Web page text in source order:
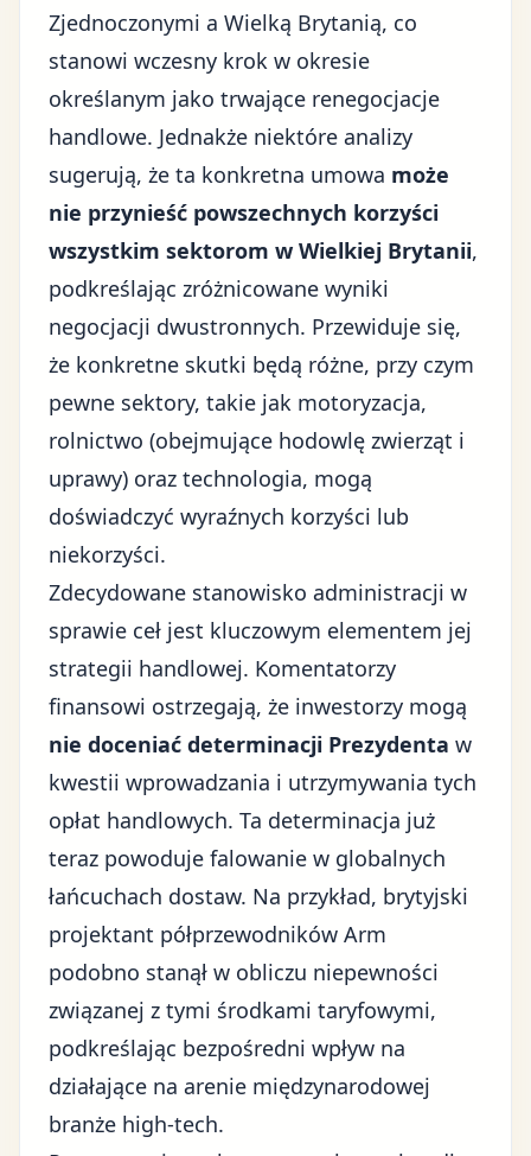
Zjednoczonymi a Wielką Brytanią, co
stanowi wczesny krok w okresie
określanym jako trwające renegocjacje
handlowe. Jednakże niektóre analizy
sugerują, że ta konkretna umowa może
nie przynieść powszechnych korzyści
wszystkim sektorom w Wielkiej Brytanii,
podkreślając zróżnicowane wyniki
negocjacji dwustronnych. Przewiduje się,
że konkretne skutki będą różne, przy czym
pewne sektory, takie jak motoryzacja,
rolnictwo (obejmujące hodowlę zwierząt i
uprawy) oraz technologia, mogą
doświadczyć wyraźnych korzyści lub
niekorzyści.
Zdecydowane stanowisko administracji w
sprawie ceł jest kluczowym elementem jej
strategii handlowej. Komentatorzy
finansowi ostrzegają, że inwestorzy mogą
nie doceniać determinacji Prezydenta w
kwestii wprowadzania i utrzymywania tych
opłat handlowych. Ta determinacja już
teraz powoduje falowanie w globalnych
łańcuchach dostaw. Na przykład, brytyjski
projektant półprzewodników Arm
podobno stanął w obliczu niepewności
związanej z tymi środkami taryfowymi,
podkreślając bezpośredni wpływ na
działające na arenie międzynarodowej
branże high-tech.